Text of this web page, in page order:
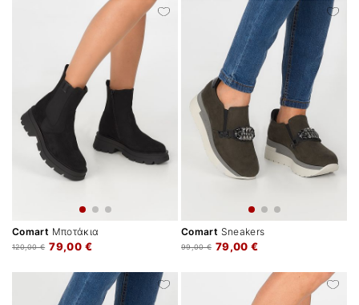
Comart Μποτάκια
79,00 €
120,00 €
Comart Sneakers
79,00 €
99,00 €